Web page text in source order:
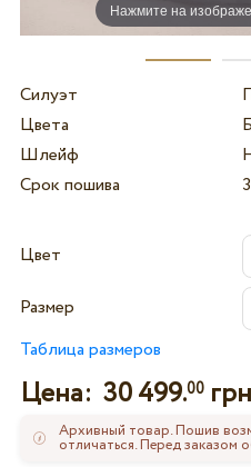
Нажмите на
Силуэт
Цвета
Шлейф
Срок пошива
Цвет
Размер
Таблица размеров
Цена: 30 499.00грн
Архивный товар. Пошив
отличаться. Перед заказом